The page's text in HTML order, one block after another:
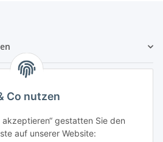
Co nutzen
akzeptieren“ gestatten Sie den
auf unserer Website: